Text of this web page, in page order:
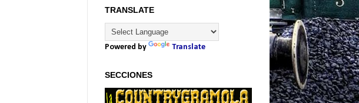
TRANSLATE
Powered by Translate
SECCIONES